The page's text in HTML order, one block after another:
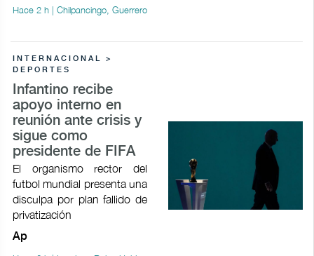
Hace 2 h | Chilpancingo, Guerrero
INTERNACIONAL >
DEPORTES
Infantino recibe
apoyo interno en
reunión ante crisis y
sigue como
presidente de FIFA
El organismo rector del
futbol mundial presenta una
disculpa por plan fallido de
privatización
Ap